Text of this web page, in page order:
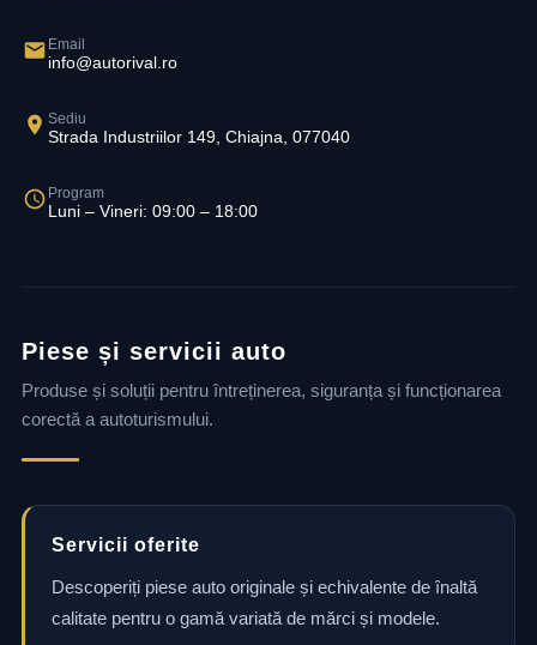
Email
info@autorival.ro
Sediu
Strada Industriilor 149, Chiajna, 077040
Program
Luni – Vineri: 09:00 – 18:00
Piese și servicii auto
Produse și soluții pentru întreținerea, siguranța și funcționarea
corectă a autoturismului.
Servicii oferite
Descoperiți piese auto originale și echivalente de înaltă
calitate pentru o gamă variată de mărci și modele.